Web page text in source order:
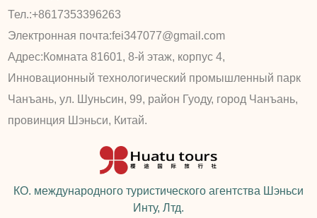
Тел.:+8617353396263
Электронная почта:fei347077@gmail.com
Адрес: Комната 81601, 8-й этаж, корпус 4,
Инновационный технологический промышленный парк
Чанъань, ул. Шуньсин, 99, район Гуоду, город Чанъань,
провинция Шэньси, Китай.
КО. международного туристического агентства Шэньси
Инту, Лтд.